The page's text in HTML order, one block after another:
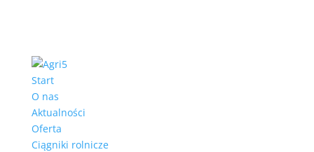
Start
O nas
Aktualności
Oferta
Ciągniki rolnicze